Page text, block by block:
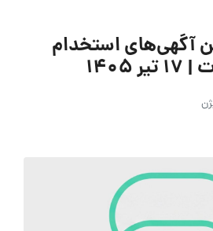
آگهی‌های استخدام